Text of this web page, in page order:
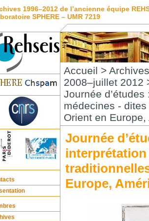
1996–2012 de l’ancienne équipe
SPHERE – UMR 7219
Accueil > Archives
2008–juillet 2012
Journée
médecines -
Orient en
Journée
interprétation
Europe,